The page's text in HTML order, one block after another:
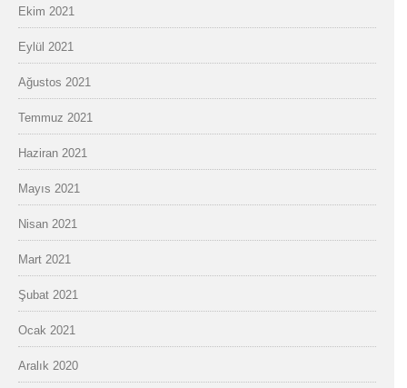
Ekim 2021
Eylül 2021
Ağustos 2021
Temmuz 2021
Haziran 2021
Mayıs 2021
Nisan 2021
Mart 2021
Şubat 2021
Ocak 2021
Aralık 2020